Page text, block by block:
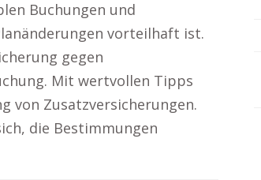
Buchungen und
vorteilhaft ist.
gegen
Mit wertvollen Tipps
von Zusatzversicherungen.
die Bestimmungen